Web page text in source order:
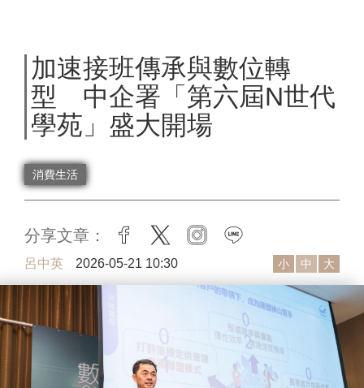
加速接班傳承與數位轉
型 中企署「第六屆N世代
學苑」盛大開場
消費生活
分享文章： facebook
twitter instagram
呂中英 2026-05-21 10:30 小 中 大